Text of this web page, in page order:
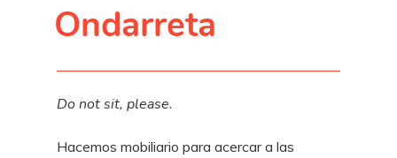
Ondarreta
Do not sit, please.
Hacemos mobiliario para acercar a las